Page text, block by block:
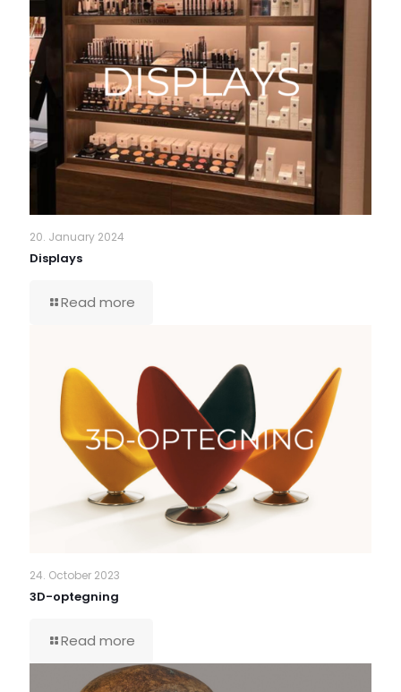
20. January 2024
Displays
Read more
24. October 2023
3D-optegning
Read more